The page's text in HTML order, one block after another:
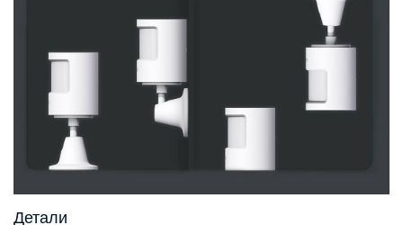
Детали